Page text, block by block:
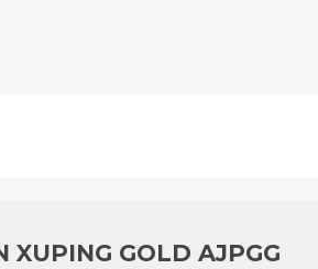
XUPING GOLD AJPGG